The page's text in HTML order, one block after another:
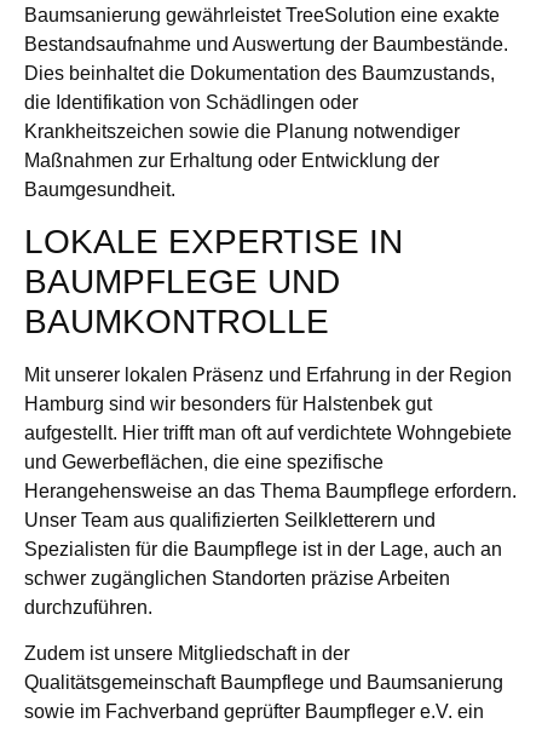
Baumsanierung gewährleistet TreeSolution eine exakte
Bestandsaufnahme und Auswertung der Baumbestände.
Dies beinhaltet die Dokumentation des Baumzustands,
die Identifikation von Schädlingen oder
Krankheitszeichen sowie die Planung notwendiger
Maßnahmen zur Erhaltung oder Entwicklung der
Baumgesundheit.
LOKALE EXPERTISE IN
BAUMPFLEGE UND
BAUMKONTROLLE
Mit unserer lokalen Präsenz und Erfahrung in der Region
Hamburg sind wir besonders für Halstenbek gut
aufgestellt. Hier trifft man oft auf verdichtete Wohngebiete
und Gewerbeflächen, die eine spezifische
Herangehensweise an das Thema Baumpflege erfordern.
Unser Team aus qualifizierten Seilkletterern und
Spezialisten für die Baumpflege ist in der Lage, auch an
schwer zugänglichen Standorten präzise Arbeiten
durchzuführen.
Zudem ist unsere Mitgliedschaft in der
Qualitätsgemeinschaft Baumpflege und Baumsanierung
sowie im Fachverband geprüfter Baumpfleger e.V. ein